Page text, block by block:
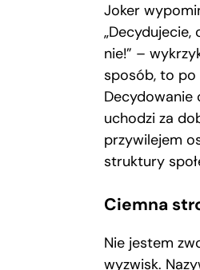
Joker
„Decydujecie,
nie!” –
sposób, to po
Decydowanie
uchodzi za
przywilejem
struktury
Ciemna
Nie jestem
wyzwisk.